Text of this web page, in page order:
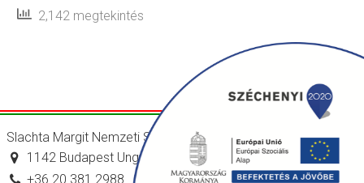
2,142 megtekintés
Slachta Margit Nemzeti Szociálpolitikai Intézet
1142 Budapest Ungvár utca 64-66.
+36 20 381 2988
titkarsag@nszi.gov.hu